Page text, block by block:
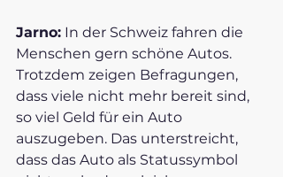
Jarno: In der Schweiz fahren die
Menschen gern schöne Autos.
Trotzdem zeigen Befragungen,
dass viele nicht mehr bereit sind,
so viel Geld für ein Auto
auszugeben. Das unterstreicht,
dass das Auto als Statussymbol